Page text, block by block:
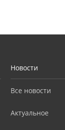
Новости
Все новости
Актуальное